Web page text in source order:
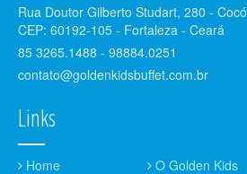
Rua Doutor Gilberto Studart, 280 - Cocó
CEP: 60192-105 - Fortaleza - Ceará
85 3265.1488 - 98884.0251
contato@goldenkidsbuffet.com.br
Links
Home O Golden Kids